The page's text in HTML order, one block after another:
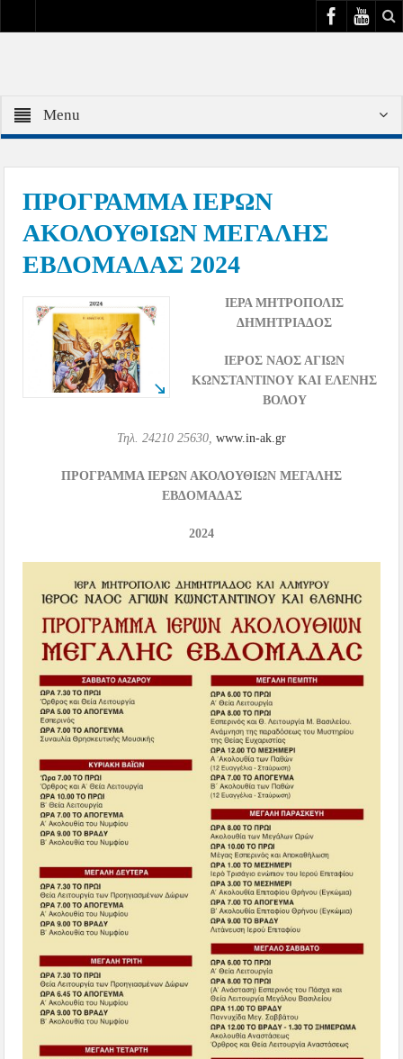
Menu
ΠΡΟΓΡΑΜΜΑ ΙΕΡΩΝ
ΑΚΟΛΟΥΘΙΩΝ ΜΕΓΑΛΗΣ
ΕΒΔΟΜΑΔΑΣ 2024
IΕΡΑ ΜΗΤΡΟΠΟΛΙΣ
ΔΗΜΗΤΡΙΑΔΟΣ
ΙΕΡΟΣ ΝΑΟΣ ΑΓΙΩΝ
ΚΩΝΣΤΑΝΤΙΝΟΥ ΚΑΙ ΕΛΕΝΗΣ
ΒΟΛΟΥ
Τηλ. 24210 25630, www.in-ak.gr
ΠΡΟΓΡΑΜΜΑ ΙΕΡΩΝ ΑΚΟΛΟΥΘΙΩΝ ΜΕΓΑΛΗΣ
ΕΒΔΟΜΑΔΑΣ
2024